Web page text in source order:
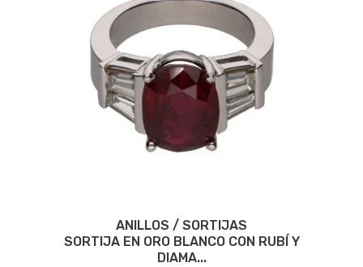
ANILLOS / SORTIJAS
SORTIJA EN ORO BLANCO CON RUBÍ Y
DIAMA...